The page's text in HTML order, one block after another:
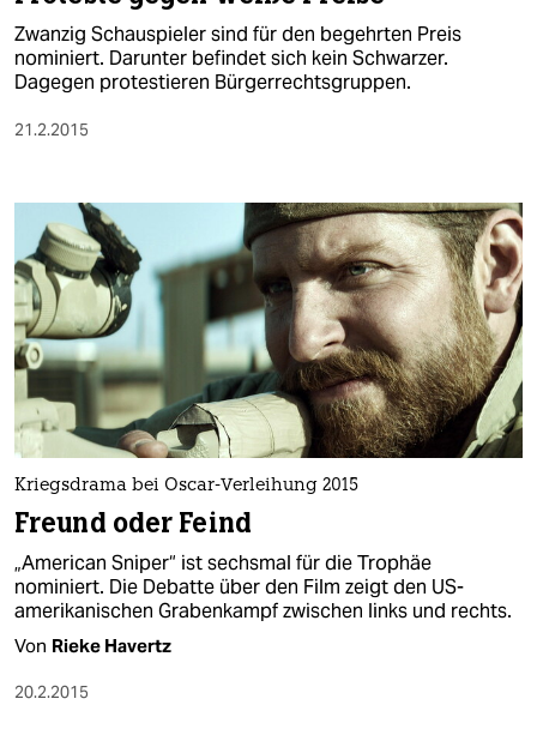
wahrheit
verlag
veranstaltungen
shop
fragen & hilfe
unterstützen
abo
genossenschaft
Zwanzig Schauspieler sind für den begehrten Preis
nominiert. Darunter befindet sich kein Schwarzer.
Dagegen protestieren Bürgerrechtsgruppen.
21.2.2015
Kriegsdrama bei Oscar-Verleihung 2015
Freund oder Feind
„American Sniper“ ist sechsmal für die Trophäe
nominiert. Die Debatte über den Film zeigt den US-
amerikanischen Grabenkampf zwischen links und rechts.
Von Rieke Havertz
20.2.2015